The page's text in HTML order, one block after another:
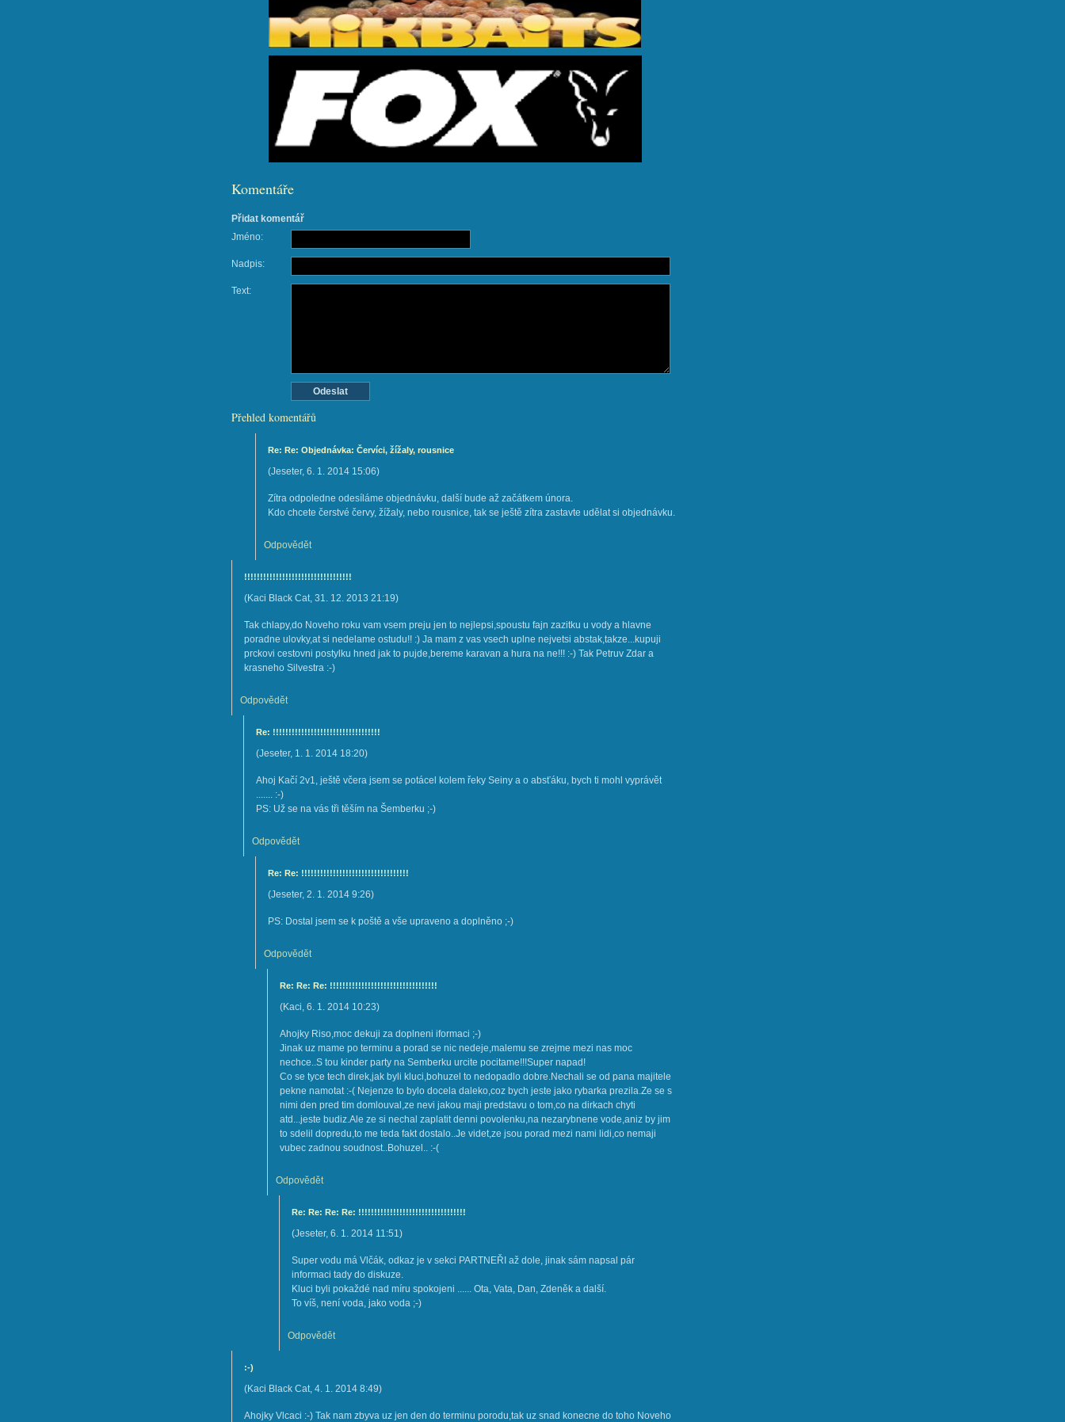
Komentáře
Přidat komentář
Jméno:
Nadpis:
Text:
Přehled komentářů
Re: Re: Objednávka: Červíci, žížaly, rousnice
(Jeseter, 6. 1. 2014 15:06)
Zítra odpoledne odesíláme objednávku, další bude až začátkem února.
Kdo chcete čerstvé červy, žížaly, nebo rousnice, tak se ještě zítra zastavte udělat si objednávku.
Odpovědět
!!!!!!!!!!!!!!!!!!!!!!!!!!!!!!!!!!
(Kaci Black Cat, 31. 12. 2013 21:19)
Tak chlapy,do Noveho roku vam vsem preju jen to nejlepsi,spoustu fajn zazitku u vody a hlavne
poradne ulovky,at si nedelame ostudu!! :) Ja mam z vas vsech uplne nejvetsi abstak,takze...kupuji
prckovi cestovni postylku hned jak to pujde,bereme karavan a hura na ne!!! :-) Tak Petruv Zdar a
krasneho Silvestra :-)
Odpovědět
Re: !!!!!!!!!!!!!!!!!!!!!!!!!!!!!!!!!!
(Jeseter, 1. 1. 2014 18:20)
Ahoj Kačí 2v1, ještě včera jsem se potácel kolem řeky Seiny a o absťáku, bych ti mohl vyprávět
....... :-)
PS: Už se na vás tři těším na Šemberku ;-)
Odpovědět
Re: Re: !!!!!!!!!!!!!!!!!!!!!!!!!!!!!!!!!!
(Jeseter, 2. 1. 2014 9:26)
PS: Dostal jsem se k poště a vše upraveno a doplněno ;-)
Odpovědět
Re: Re: Re: !!!!!!!!!!!!!!!!!!!!!!!!!!!!!!!!!!
(Kaci, 6. 1. 2014 10:23)
Ahojky Riso,moc dekuji za doplneni iformaci ;-)
Jinak uz mame po terminu a porad se nic nedeje,malemu se zrejme mezi nas moc
nechce..S tou kinder party na Semberku urcite pocitame!!!Super napad!
Co se tyce tech direk,jak byli kluci,bohuzel to nedopadlo dobre.Nechali se od pana majitele
pekne namotat :-( Nejenze to bylo docela daleko,coz bych jeste jako rybarka prezila.Ze se s
nimi den pred tim domlouval,ze nevi jakou maji predstavu o tom,co na dirkach chyti
atd...jeste budiz.Ale ze si nechal zaplatit denni povolenku,na nezarybnene vode,aniz by jim
to sdelil dopredu,to me teda fakt dostalo..Je videt,ze jsou porad mezi nami lidi,co nemaji
vubec zadnou soudnost..Bohuzel.. :-(
Odpovědět
Re: Re: Re: Re: !!!!!!!!!!!!!!!!!!!!!!!!!!!!!!!!!!
(Jeseter, 6. 1. 2014 11:51)
Super vodu má Vlčák, odkaz je v sekci PARTNEŘI až dole, jinak sám napsal pár
informaci tady do diskuze.
Kluci byli pokaždé nad míru spokojeni ...... Ota, Vata, Dan, Zdeněk a další.
To víš, není voda, jako voda ;-)
Odpovědět
:-)
(Kaci Black Cat, 4. 1. 2014 8:49)
Ahojky Vlcaci :-) Tak nam zbyva uz jen den do terminu porodu,tak uz snad konecne do toho Noveho